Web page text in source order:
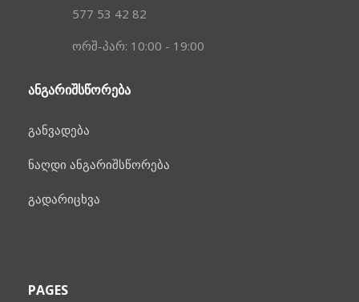
577 53 42 82
ორშ-პარ: 10:00 - 19:00
ᲐᲜᲒᲐᲠᲘᲨᲡᲬᲝᲠᲔᲑᲐ
განვადება
ნაღდი ანგარიშსწორება
გადარიცხვა
PAGES